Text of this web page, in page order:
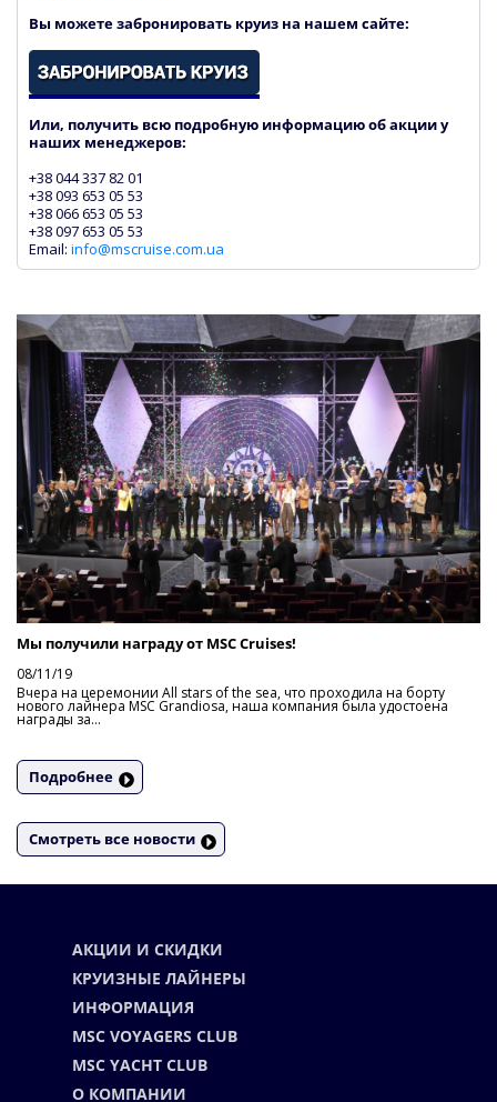
Вы можете забронировать круиз на нашем сайте:
Или, получить всю подробную информацию об акции у
наших менеджеров:
+38 044 337 82 01
+38 093 653 05 53
+38 066 653 05 53
+38 097 653 05 53
Email: info@mscruise.com.ua
Мы получили награду от MSC Cruises!
08/11/19
Вчера на церемонии All stars of the sea, что проходила на борту
нового лайнера MSC Grandiosa, наша компания была удостоена
награды за...
Подробнее
Смотреть все новости
АКЦИИ И СКИДКИ
КРУИЗНЫЕ ЛАЙНЕРЫ
ИНФОРМАЦИЯ
MSC VOYAGERS CLUB
MSC YACHT CLUB
О КОМПАНИИ